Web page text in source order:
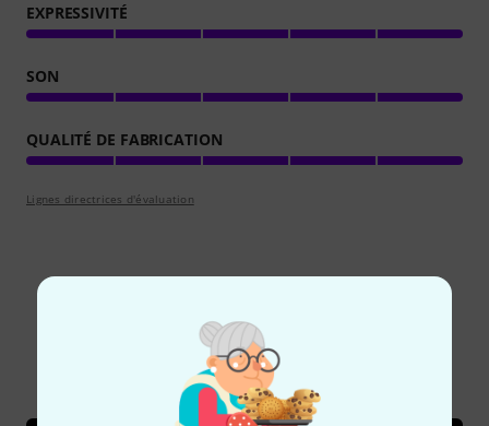
EXPRESSIVITÉ
SON
QUALITÉ DE FABRICATION
Lignes directrices d'évaluation
Le saviez-vous?
Tout Guides